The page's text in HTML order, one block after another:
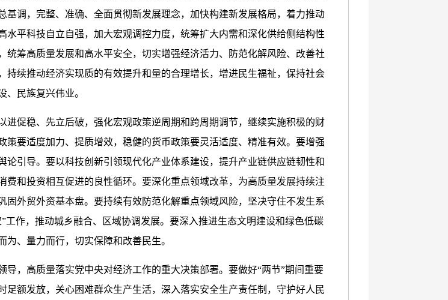
基调，完整、准确、全面贯彻新发展理念，加快构建新发展格局，着力推动
水平科技自立自强，加大宏观调控力度，统筹扩大内需和深化供给侧结构性
统筹高质量发展和高水平安全，切实增强经济活力、防范化解风险、改善社
持续推动经济实现质的有效提升和量的合理增长，增进民生福祉，保持社会
、民族复兴伟业。
进促稳、先立后破，强化宏观政策逆周期和跨周期调节，继续实施积极的财
策要适度加力、提质增效，稳健的货币政策要灵活适度、精准有效。要增强
论引导。要以科技创新引领现代化产业体系建设，提升产业链供应链韧性和
费和投资相互促进的良性循环。要深化重点领域改革，为高质量发展持续注
固外贸外资基本盘。要持续有效防范化解重点领域风险，坚决守住不发生系
工作，推动城乡融合、区域协调发展。要深入推进生态文明建设和绿色低碳
、量力而行，切实保障和改善民生。
导，高质量落实党中央对经济工作的重大决策部署。要做好“两节”期间重要
足额发放，关心困难群众生产生活，深入落实安全生产责任制，守护好人民